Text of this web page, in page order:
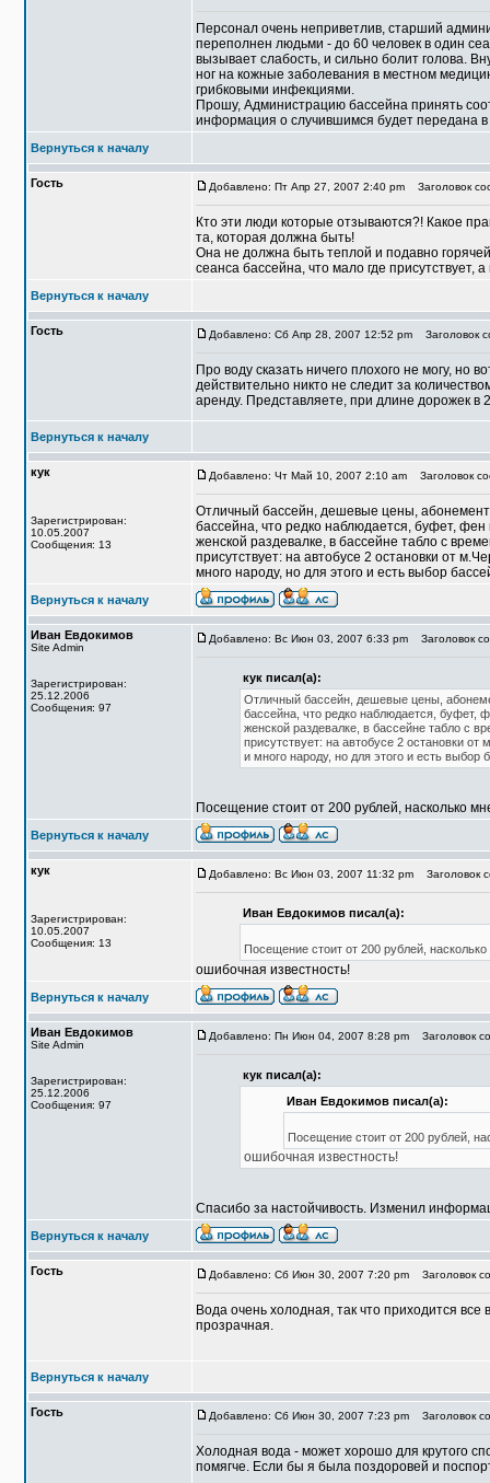
Персонал очень неприветлив, старший
переполнен людьми - до 60 человек в один
вызывает слабость, и сильно болит голова.
ног на кожные заболевания в местном
грибковыми инфекциями.
Прошу, Администрацию бассейна принять
информация о случившимся будет
Вернуться к началу
Гость Добавлено: Пт Апр 27, 2007 2:40 pm Заголовок
Кто эти люди которые отзываются?! Какое
та, которая должна быть!
Она не должна быть теплой и подавно
сеанса бассейна, что мало где присутствует,
Вернуться к началу
Гость Добавлено: Сб Апр 28, 2007 12:52 pm Заголовок
Про воду сказать ничего плохого не могу, но
действительно никто не следит за
аренду. Представляете, при длине дорожек в
Вернуться к началу
кук
Зарегистрирован:
10.05.2007
Сообщения: 13
Добавлено: Чт Май 10, 2007 2:10 am Заголовок
Отличный бассейн, дешевые цены,
бассейна, что редко наблюдается, буфет,
женской раздевалке, в бассейне табло с
присутствует: на автобусе 2 остановки от
много народу, но для этого и есть выбор
Вернуться к началу
Иван Евдокимов
Site Admin
Зарегистрирован:
25.12.2006
Сообщения: 97
Добавлено: Вс Июн 03, 2007 6:33 pm Заголовок
кук писал(а):
Отличный бассейн, дешевые цены,
бассейна, что редко наблюдается, буфет,
женской раздевалке, в бассейне табло с
присутствует: на автобусе 2 остановки
и много народу, но для этого и есть
Посещение стоит от 200 рублей, насколько
Вернуться к началу
кук
Зарегистрирован:
10.05.2007
Сообщения: 13
Добавлено: Вс Июн 03, 2007 11:32 pm Заголовок
Иван Евдокимов писал(а):
Посещение стоит от 200 рублей,
ошибочная известность!
Вернуться к началу
Иван Евдокимов
Site Admin
Зарегистрирован:
25.12.2006
Сообщения: 97
Добавлено: Пн Июн 04, 2007 8:28 pm Заголовок
кук писал(а):
Иван Евдокимов писал(а):
Посещение стоит от 200 рублей,
ошибочная известность!
Спасибо за настойчивость. Изменил
Вернуться к началу
Гость Добавлено: Сб Июн 30, 2007 7:20 pm Заголовок
Вода очень холодная, так что приходится все
прозрачная.
Вернуться к началу
Гость Добавлено: Сб Июн 30, 2007 7:23 pm Заголовок
Холодная вода - может хорошо для крутого
помягче. Если бы я была поздоровей и